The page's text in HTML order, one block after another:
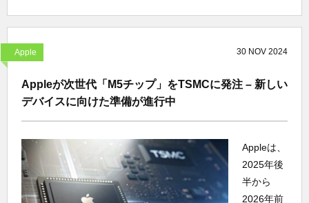
Apple 30 NOV 2024
Appleが次世代「M5チップ」をTSMCに発注 – 新しい
デバイスに向けた準備が進行中
Appleは、
2025年後
半から
2026年前